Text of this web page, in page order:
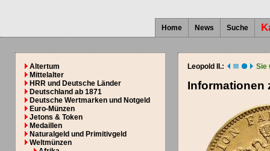
Home News Suche
Altertum
Mittelalter
HRR und Deutsche Länder
Deutschland ab 1871
Deutsche Wertmarken und Notgeld
Euro-Münzen
Jetons & Token
Medaillen
Naturalgeld und Primitivgeld
Weltmünzen
Leopold II.: Sie
Informationen